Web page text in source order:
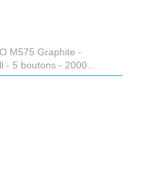
M575 Graphite -
5 boutons - 2000...